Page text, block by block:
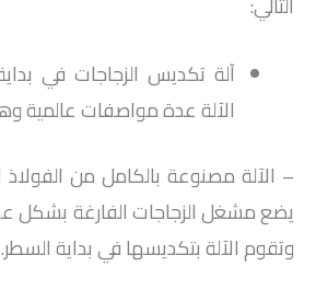
آلة تكديس الزجاجات في
الآلة عدة مواصفات عالمية
– الآلة مصنوعة بالكامل من الفولاذ
يضع مشغل الزجاجات الفارغة بشكل
وتقوم الآلة بتكديسها في بداية السطر.